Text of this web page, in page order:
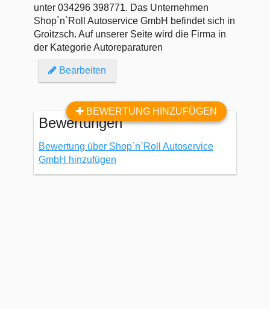
unter 034296 398771. Das Unternehmen
Shop`n`Roll Autoservice GmbH befindet sich in
Groitzsch. Auf unserer Seite wird die Firma in
der Kategorie Autoreparaturen
Bearbeiten
BEWERTUNG HINZUFÜGEN
Bewertungen
Bewertung über Shop`n`Roll Autoservice
GmbH hinzufügen